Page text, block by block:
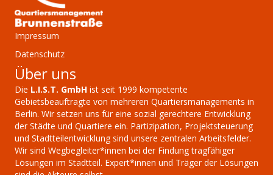
Impressum
Datenschutz
Über uns
Die L.I.S.T. GmbH ist seit 1999 kompetente
Gebietsbeauftragte von mehreren Quartiersmanagements in
Berlin. Wir setzen uns für eine sozial gerechtere Entwicklung
der Städte und Quartiere ein. Partizipation, Projektsteuerung
und Stadtteilentwicklung sind unsere zentralen Arbeitsfelder.
Wir sind Wegbegleiter*innen bei der Findung tragfähiger
Lösungen im Stadtteil. Expert*innen und Träger der Lösungen